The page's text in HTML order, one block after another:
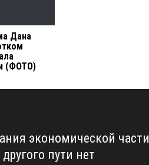
Дана
(ФОТО)
экономической части
пути нет